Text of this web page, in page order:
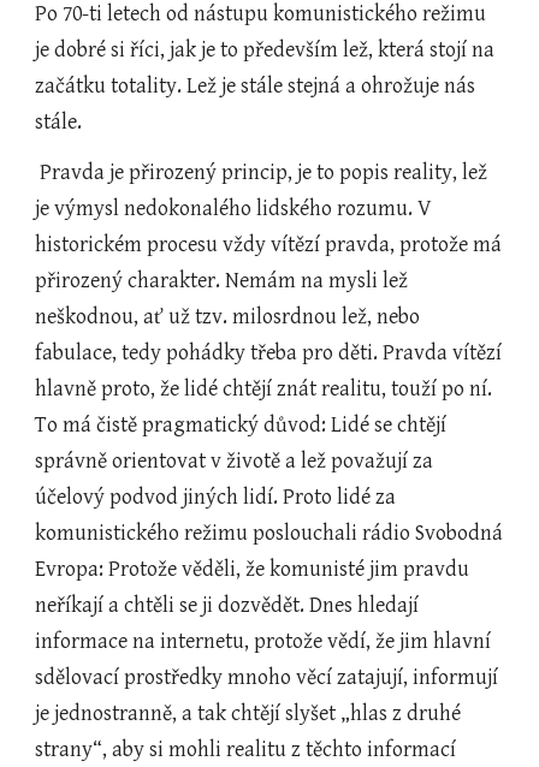
Po 70-ti letech od nástupu komunistického režimu
je dobré si říci, jak je to především lež, která stojí na
začátku totality. Lež je stále stejná a ohrožuje nás
stále.
Pravda je přirozený princip, je to popis reality, lež
je výmysl nedokonalého lidského rozumu. V
historickém procesu vždy vítězí pravda, protože má
přirozený charakter. Nemám na mysli lež
neškodnou, ať už tzv. milosrdnou lež, nebo
fabulace, tedy pohádky třeba pro děti. Pravda vítězí
hlavně proto, že lidé chtějí znát realitu, touží po ní.
To má čistě pragmatický důvod: Lidé se chtějí
správně orientovat v životě a lež považují za
účelový podvod jiných lidí. Proto lidé za
komunistického režimu poslouchali rádio Svobodná
Evropa: Protože věděli, že komunisté jim pravdu
neříkají a chtěli se ji dozvědět. Dnes hledají
informace na internetu, protože vědí, že jim hlavní
sdělovací prostředky mnoho věcí zatajují, informují
je jednostranně, a tak chtějí slyšet „hlas z druhé
strany“, aby si mohli realitu z těchto informací